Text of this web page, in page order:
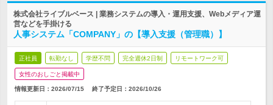
株式会社ライブルベース | 業務システムの導入・運用支援、Webメディア運
営などを手掛ける
人事システム「COMPANY」の【導入支援（管理職）】
正社員 転勤なし 学歴不問 完全週休2日制 リモートワーク可
女性のおしごと掲載中
情報更新日：2026/07/15 終了予定日： 2026/10/26